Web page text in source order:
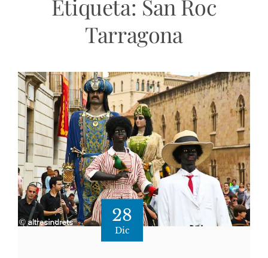
Etiqueta: San Roc
Tarragona
28
Dic